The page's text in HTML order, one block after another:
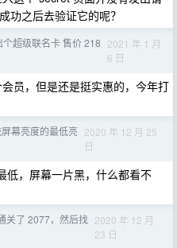
功之后去验证它的呢？
个超级联名卡 售价 218 2021 年 1 月
6 日
员，但是还是挺实惠的，今年打
幕亮度的最低亮 2020 年 12 月 25
日
低，屏幕一片黑，什么都看不
关了 2077，然后找 2020 年 12 月
23 日